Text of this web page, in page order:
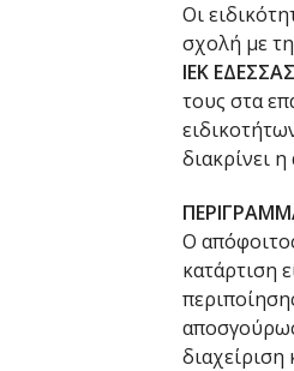
Οι
σχολή με
ΙΕΚ ΕΔΕΣΣΑΣ
τους στα
διακρίνει
Ο
κατάρτιση